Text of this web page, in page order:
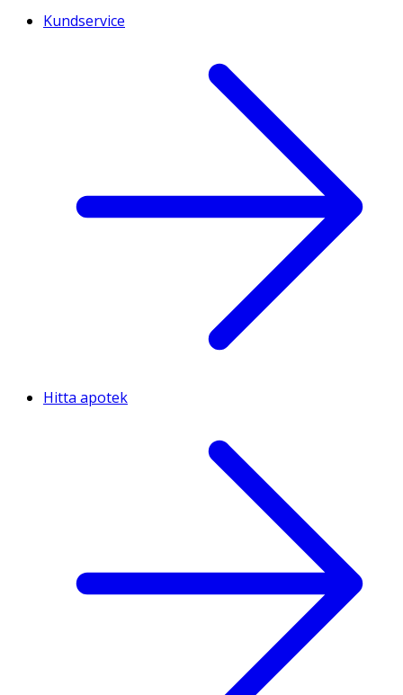
Kundservice
Hitta apotek